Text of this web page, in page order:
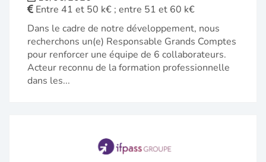
Entre 41 et 50 k€ ; entre 51 et 60 k€
Dans le cadre de notre développement, nous
recherchons un(e) Responsable Grands Comptes
pour renforcer une équipe de 6 collaborateurs.
Acteur reconnu de la formation professionnelle
dans les...